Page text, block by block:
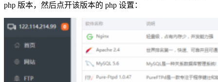
php 版本，然后点开该版本的 php 设置：